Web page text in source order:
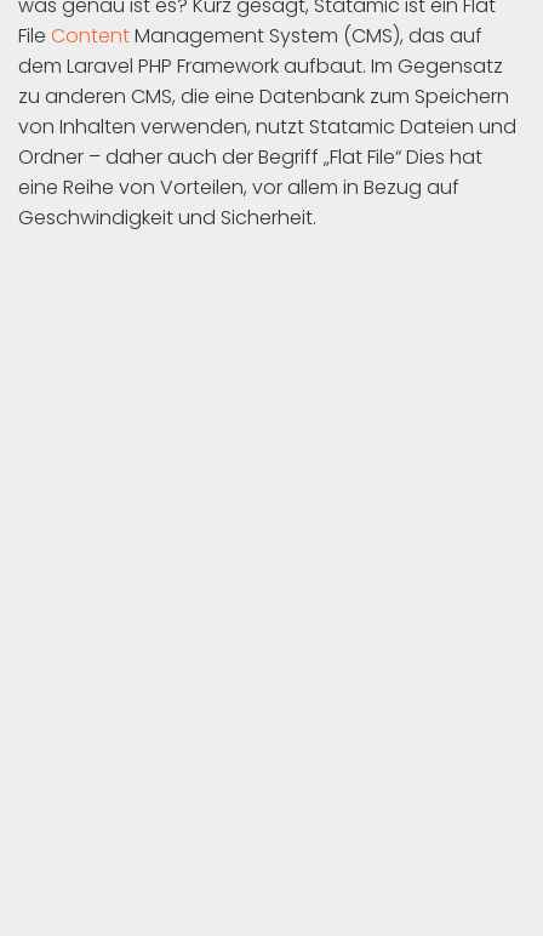
File ContentManagement System (CMS), das auf
dem Laravel PHP Framework aufbaut. Im Gegensatz
zu anderen CMS, die eine Datenbank zum Speichern
von Inhalten verwenden, nutzt Statamic Dateien und
Ordner – daher auch der Begriff „Flat File“ Dies hat
eine Reihe von Vorteilen, vor allem in Bezug auf
Geschwindigkeit und Sicherheit.